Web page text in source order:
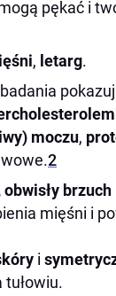
pękać i
, letarg.
moczu,
2
brzuch
mięśni i
i
tułowiu.